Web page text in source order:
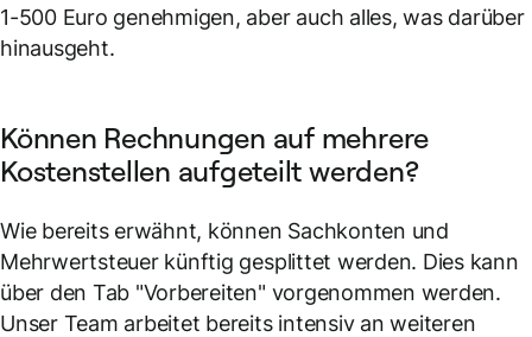
1-500 Euro genehmigen, aber auch alles, was darüber
hinausgeht.
Können Rechnungen auf mehrere
Kostenstellen aufgeteilt werden?
Wie bereits erwähnt, können Sachkonten und
Mehrwertsteuer künftig gesplittet werden. Dies kann
über den Tab "Vorbereiten" vorgenommen werden.
Unser Team arbeitet bereits intensiv an weiteren